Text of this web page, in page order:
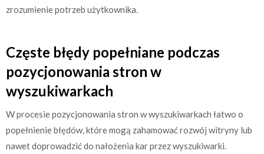
zrozumienie potrzeb użytkownika.
Częste błędy popełniane podczas
pozycjonowania stron w
wyszukiwarkach
W procesie pozycjonowania stron w wyszukiwarkach łatwo o
popełnienie błędów, które mogą zahamować rozwój witryny lub
nawet doprowadzić do nałożenia kar przez wyszukiwarki.